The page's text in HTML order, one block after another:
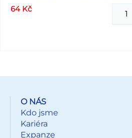
svatby, výročí nebo jiné
obsahuje kartičku pro případný
64 Kč
O NÁS
Kdo jsme
Kariéra
Expanze